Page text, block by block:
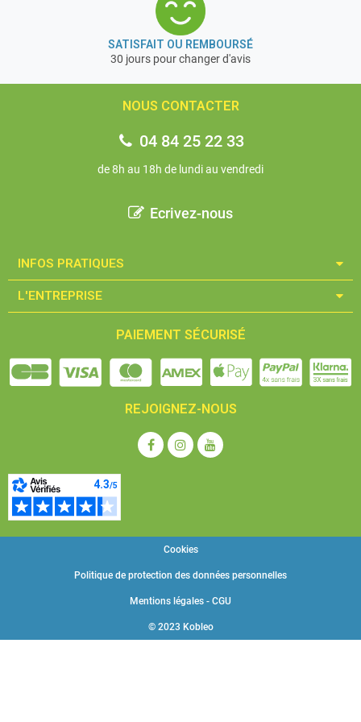
SATISFAIT OU REMBOURSÉ
30 jours pour changer d'avis
NOUS CONTACTER
04 84 25 22 33
de 8h au 18h de lundi au vendredi
Ecrivez-nous
INFOS PRATIQUES​
L'ENTREPRISE​
PAIEMENT SÉCURISÉ
REJOIGNEZ-NOUS
© 2023 Kobleo
Mentions légales - CGU
Politique de protection des données personnelles
Cookies